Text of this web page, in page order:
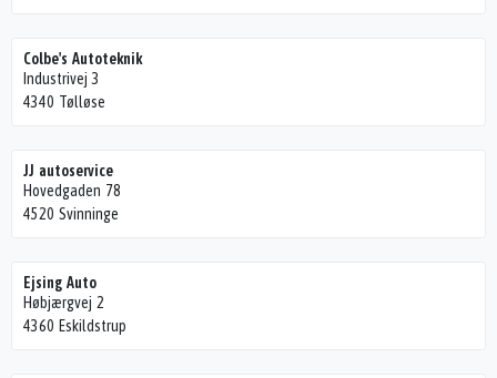
Colbe's Autoteknik
Industrivej 3
4340 Tølløse
JJ autoservice
Hovedgaden 78
4520 Svinninge
Ejsing Auto
Høbjærgvej 2
4360 Eskildstrup